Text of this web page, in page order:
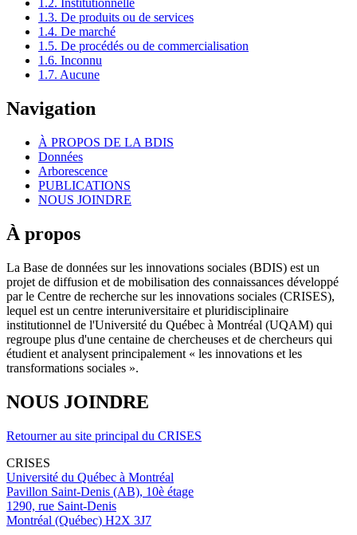
1.2. Institutionnelle
1.3. De produits ou de services
1.4. De marché
1.5. De procédés ou de commercialisation
1.6. Inconnu
1.7. Aucune
Navigation
À PROPOS DE LA BDIS
Données
Arborescence
PUBLICATIONS
NOUS JOINDRE
À propos
La Base de données sur les innovations sociales (BDIS) est un
projet de diffusion et de mobilisation des connaissances développé
par le Centre de recherche sur les innovations sociales (CRISES),
lequel est un centre interuniversitaire et pluridisciplinaire
institutionnel de l'Université du Québec à Montréal (UQAM) qui
regroupe plus d'une centaine de chercheuses et de chercheurs qui
étudient et analysent principalement « les innovations et les
transformations sociales ».
NOUS JOINDRE
Retourner au site principal du CRISES
CRISES
Université du Québec à Montréal
Pavillon Saint-Denis (AB), 10è étage
1290, rue Saint-Denis
Montréal (Québec) H2X 3J7